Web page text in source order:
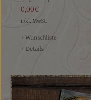
0,00€
inkl. MwSt.
+ Wunschliste
+ Details